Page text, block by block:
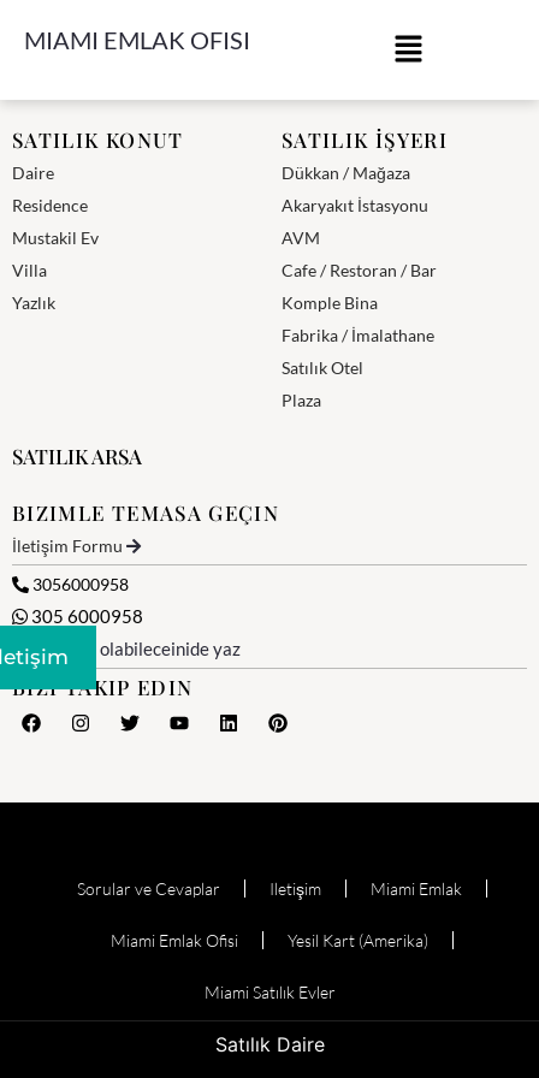
MIAMI EMLAK OFISI
Miami Emlak Ofisi
SATILIK KONUT
Daire
Residence
Mustakil Ev
Villa
Yazlık
SATILIK İŞYERI
Dükkan / Mağaza
Akaryakıt İstasyonu
AVM
Cafe / Restoran / Bar
Komple Bina
Fabrika / İmalathane
Satılık Otel
Plaza
SATILIK ARSA
BIZIMLE TEMASA GEÇIN
İletişim Formu
3056000958
305 6000958
WhatsApp olabileceinide yaz
BIZI TAKIP EDIN
Sorular ve Cevaplar Iletişim Miami Emlak
Miami Emlak Ofisi Yesil Kart (Amerika)
Miami Satılık Evler
Satılık Daire